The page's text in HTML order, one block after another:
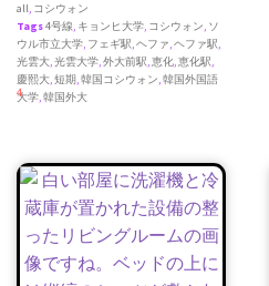
all, コシウォン
Tags4号線, キョンヒ大学, コシウォン, ソ
ウル市立大学, フェギ駅,ヘファ,ヘファ駅,
光雲大,光雲大学,外大前駅,恵化,恵化駅,
慶熙大,短期,韓国コシウォン,韓国外国語
大学,韓国外大
4